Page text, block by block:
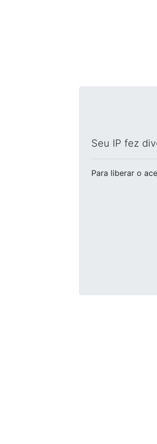
Seu IP fez
Para liberar o